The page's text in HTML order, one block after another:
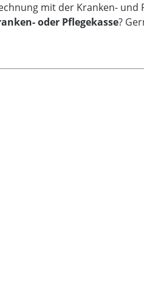
mit der Kranken- und
oder Pflegekasse?